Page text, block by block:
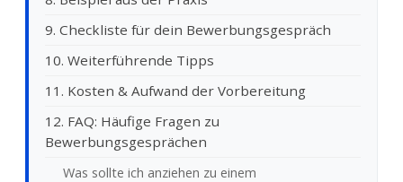
9. Checkliste für dein Bewerbungsgespräch
10. Weiterführende Tipps
11. Kosten & Aufwand der Vorbereitung
12. FAQ: Häufige Fragen zu
Bewerbungsgesprächen
Was sollte ich anziehen zu einem